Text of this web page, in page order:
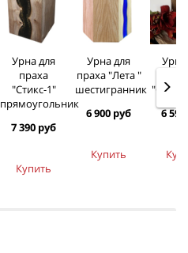
Урна для
праха
"Стикс-1"
прямоугольник
7 390 руб
Купить
Урна для
праха "Лета "
шестигранник
6 900 руб
Купить
Урна
6